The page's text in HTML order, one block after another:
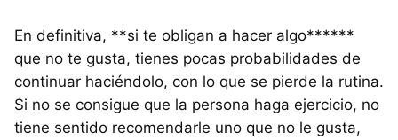
En definitiva, **si te obligan a hacer algo******
que no te gusta, tienes pocas probabilidades de
continuar haciéndolo, con lo que se pierde la rutina.
Si no se consigue que la persona haga ejercicio, no
tiene sentido recomendarle uno que no le gusta,